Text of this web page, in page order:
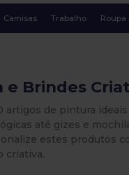
Camisas Trabalho Roupa
Brindes
artigos de pintura
até gizes e
estes produtos
criativa.